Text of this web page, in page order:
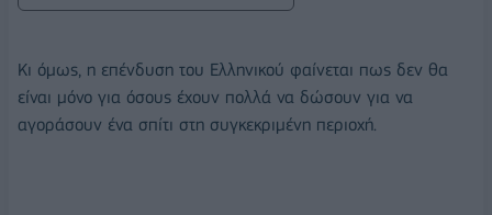
Κι όμως, η επένδυση του Ελληνικού φαίνεται πως δεν θα
είναι μόνο για όσους έχουν πολλά να δώσουν για να
αγοράσουν ένα σπίτι στη συγκεκριμένη περιοχή.